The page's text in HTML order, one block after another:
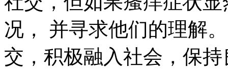
况， 并寻求他们的理解
交，积极融入社会，保